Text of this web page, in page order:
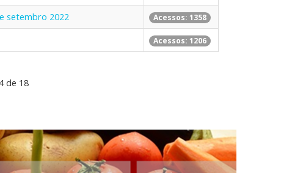
setembro 2022 Acessos: 1358
Acessos: 1206
de 18